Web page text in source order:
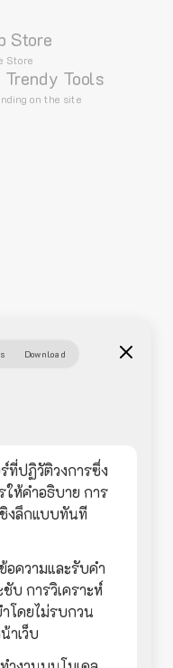
Store
Store
Trendy Tools
on the site
Download
ที่ปฏิวัติวงการซึ่ง
ห้คำอธิบาย การ
ชิงลึกแบบทันที
อความและรับคำ
บ การวิเคราะห์
โดยไม่รบกวน
าเว็บ